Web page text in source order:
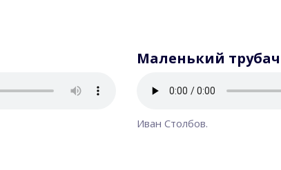
Маленький трубач
Иван Столбов.